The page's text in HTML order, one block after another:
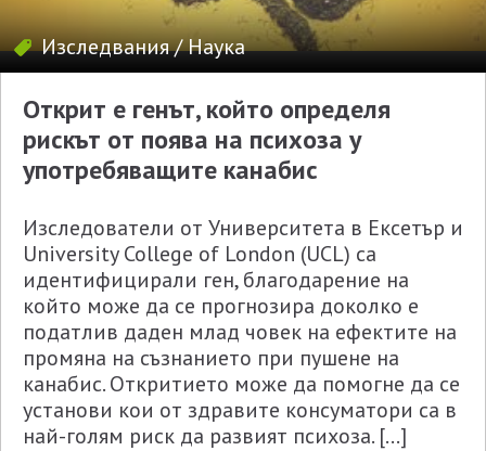
Изследвания/Наука
Открит е генът, който определя
рискът от поява на психоза у
употребяващите канабис
Изследователи от Университета в Ексетър и
University College of London (UCL) са
идентифицирали ген, благодарение на
който може да се прогнозира доколко е
податлив даден млад човек на ефектите на
промяна на съзнанието при пушене на
канабис. Откритието може да помогне да се
установи кои от здравите консуматори са в
най-голям риск да развият психоза. […]